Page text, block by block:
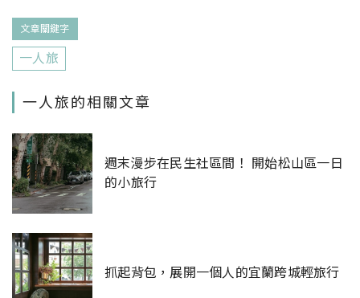
文章關鍵字
一人旅
一人旅的相關文章
週末漫步在民生社區間！ 開始松山區一日
的小旅行
抓起背包，展開一個人的宜蘭跨城輕旅行